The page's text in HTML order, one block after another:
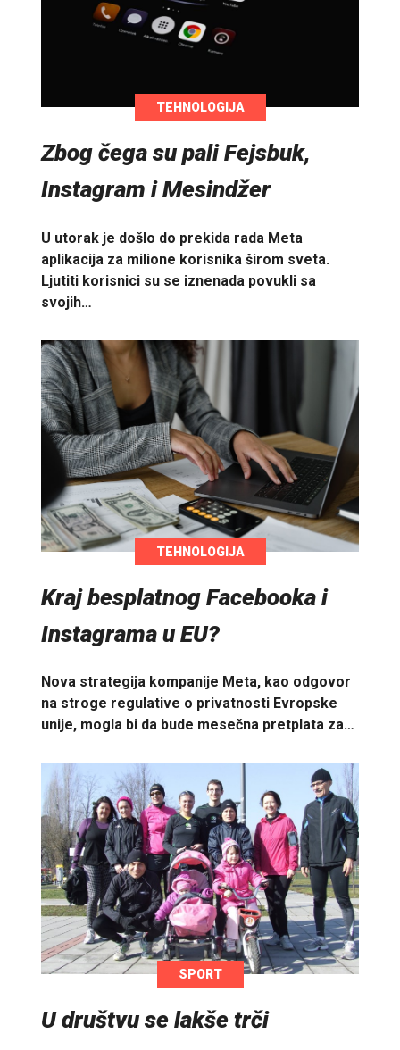
TEHNOLOGIJA
Zbog čega su pali Fejsbuk,
Instagram i Mesindžer
U utorak je došlo do prekida rada Meta
aplikacija za milione korisnika širom sveta.
Ljutiti korisnici su se iznenada povukli sa
svojih…
TEHNOLOGIJA
Kraj besplatnog Facebooka i
Instagrama u EU?
Nova strategija kompanije Meta, kao odgovor
na stroge regulative o privatnosti Evropske
unije, mogla bi da bude mesečna pretplata za…
SPORT
U društvu se lakše trči